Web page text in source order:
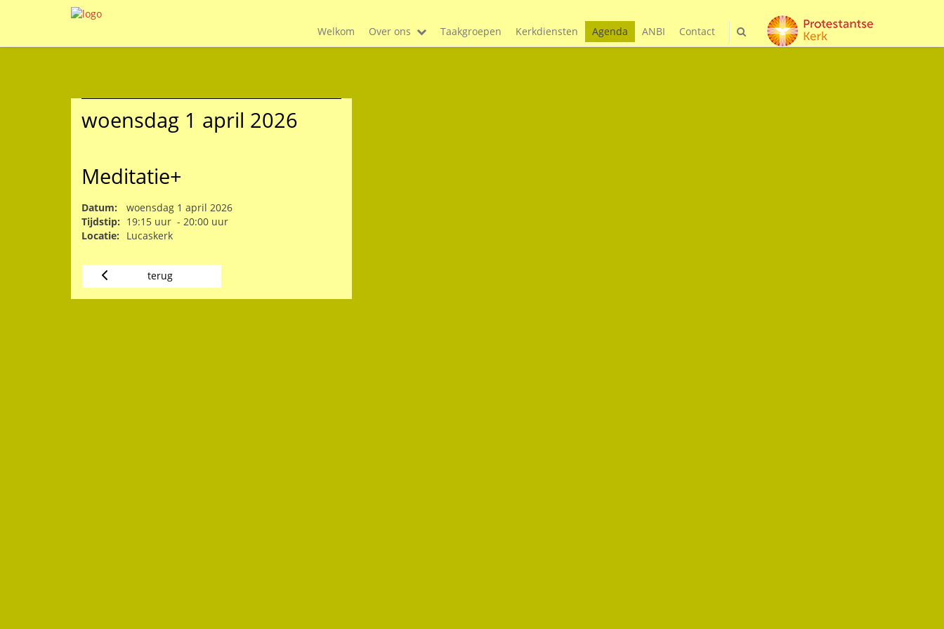
Welkom Over ons Taakgroepen Kerkdiensten Agenda ANBI Contact
woensdag 1 april 2026
Meditatie+
Datum:
woensdag 1 april 2026
Tijdstip: 19:15 uur - 20:00 uur
Locatie:
Lucaskerk
terug